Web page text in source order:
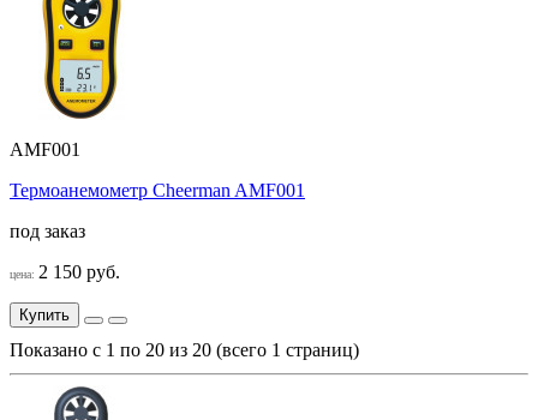
AMF001
Термоанемометр Cheerman AMF001
под заказ
цена: 2 150 руб.
Купить
Показано с 1 по 20 из 20 (всего 1 страниц)